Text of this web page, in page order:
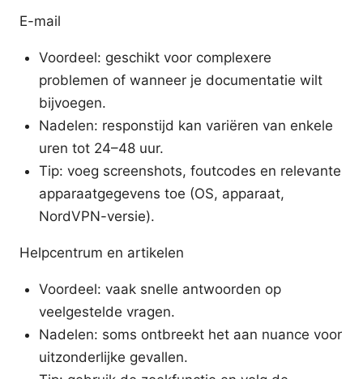
E-mail
Voordeel: geschikt voor complexere
problemen of wanneer je documentatie wilt
bijvoegen.
Nadelen: responstijd kan variëren van enkele
uren tot 24–48 uur.
Tip: voeg screenshots, foutcodes en relevante
apparaatgegevens toe (OS, apparaat,
NordVPN-versie).
Helpcentrum en artikelen
Voordeel: vaak snelle antwoorden op
veelgestelde vragen.
Nadelen: soms ontbreekt het aan nuance voor
uitzonderlijke gevallen.